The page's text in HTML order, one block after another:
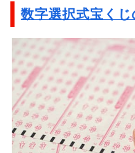
数字選択式宝く